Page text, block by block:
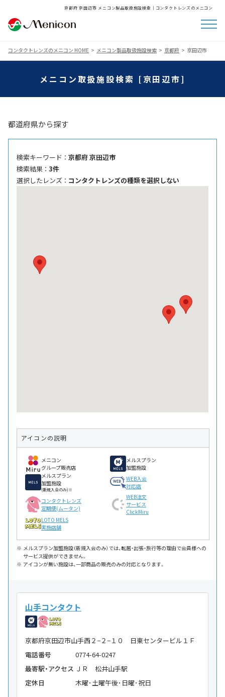
京都府 京田辺市 メニコン製品取扱施設検索│コンタクトレンズのメニコン
コンタクトレンズのメニコン HOME メニコン製品取扱施設検索 京都府 京田辺市
メニコン取扱施設検索 [京田辺市]
都道府県から探す
検索キーワード ： 京都府 京田辺市
検索結果 ： 3件
選択したレンズ ： コンタクトレンズの種類を選択しない
アイコンの説明
メニコン
グループ販売店
メルスプラン
加盟施設
メルスプラン
加盟施設
(新規入会のみ)※
WEB入会
対応店
コンタクトレンズ
定期便(ムータン)
WEB注文
サービス
ClickMiru
LOTO MELS
実施店舗
メルスプラン加盟施設（新規入会のみ）では、転居・出張・旅行等の理由で会員様への
サービス提供ができません。
アイコンが無い施設は、一部商品の販売のみの対応となります。
山手コンタクト
京都府京田辺市山手西２−２−１０ 日東センタービル１Ｆ
電話番号
0774-64-0247
最寄駅・アクセス ＪＲ 松井山手駅
定休日
木曜･土曜午後･日曜･祝日